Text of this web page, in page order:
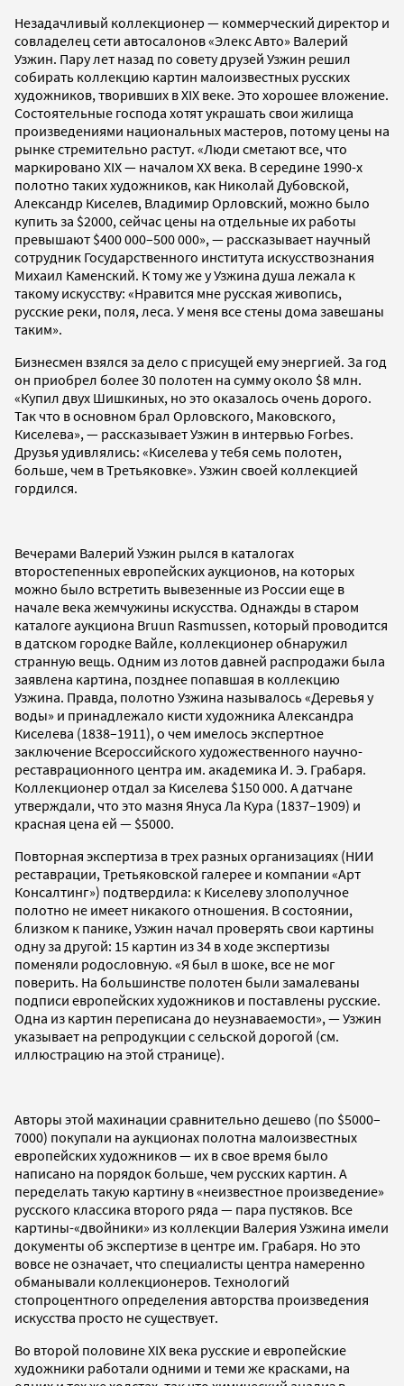
Незадачливый коллекционер — коммерческий директор и
совладелец сети автосалонов «Элекс Авто» Валерий
Узжин. Пару лет назад по совету друзей Узжин решил
собирать коллекцию картин малоизвестных русских
художников, творивших в XIX веке. Это хорошее вложение.
Состоятельные господа хотят украшать свои жилища
произведениями национальных мастеров, потому цены на
рынке стремительно растут. «Люди сметают все, что
маркировано XIX — началом XX века. В середине 1990-х
полотно таких художников, как Николай Дубовской,
Александр Киселев, Владимир Орловский, можно было
купить за $2000, сейчас цены на отдельные их работы
превышают $400 000–500 000», — рассказывает научный
сотрудник Государственного института искусствознания
Михаил Каменский. К тому же у Узжина душа лежала к
такому искусству: «Нравится мне русская живопись,
русские реки, поля, леса. У меня все стены дома завешаны
таким».
Бизнесмен взялся за дело с присущей ему энергией. За год
он приобрел более 30 полотен на сумму около $8 млн.
«Купил двух Шишкиных, но это оказалось очень дорого.
Так что в основном брал Орловского, Маковского,
Киселева», — рассказывает Узжин в интервью Forbes.
Друзья удивлялись: «Киселева у тебя семь полотен,
больше, чем в Третьяковке». Узжин своей коллекцией
гордился.
Вечерами Валерий Узжин рылся в каталогах
второстепенных европейских аукционов, на которых
можно было встретить вывезенные из России еще в
начале века жемчужины искусства. Однажды в старом
каталоге аукциона Bruun Rasmussen, который проводится
в датском городке Вайле, коллекционер обнаружил
странную вещь. Одним из лотов давней распродажи была
заявлена картина, позднее попавшая в коллекцию
Узжина. Правда, полотно Узжина называлось «Деревья у
воды» и принадлежало кисти художника Александра
Киселева (1838–1911), о чем имелось экспертное
заключение Всероссийского художественного научно-
реставрационного центра им. академика И. Э. Грабаря.
Коллекционер отдал за Киселева $150 000. А датчане
утверждали, что это мазня Януса Ла Кура (1837–1909) и
красная цена ей — $5000.
Повторная экспертиза в трех разных организациях (НИИ
реставрации, Третьяковской галерее и компании «Арт
Консалтинг») подтвердила: к Киселеву злополучное
полотно не имеет никакого отношения. В состоянии,
близком к панике, Узжин начал проверять свои картины
одну за другой: 15 картин из 34 в ходе экспертизы
поменяли родословную. «Я был в шоке, все не мог
поверить. На большинстве полотен были замалеваны
подписи европейских художников и поставлены русские.
Одна из картин переписана до неузнаваемости», — Узжин
указывает на репродукции с сельской дорогой (см.
иллюстрацию на этой странице).
Авторы этой махинации сравнительно дешево (по $5000–
7000) покупали на аукционах полотна малоизвестных
европейских художников — их в свое время было
написано на порядок больше, чем русских картин. А
переделать такую картину в «неизвестное произведение»
русского классика второго ряда — пара пустяков. Все
картины-«двойники» из коллекции Валерия Узжина имели
документы об экспертизе в центре им. Грабаря. Но это
вовсе не означает, что специалисты центра намеренно
обманывали коллекционеров. Технологий
стопроцентного определения авторства произведения
искусства просто не существует.
Во второй половине XIX века русские и европейские
художники работали одними и теми же красками, на